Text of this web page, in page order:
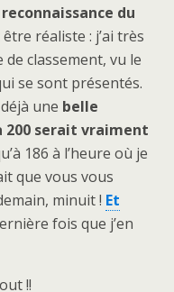
reconnaissance du
réaliste : j’ai très
de classement, vu le
se sont présentés.
une belle
200 serait vraiment
186 à l’heure où je
que vous vous
minuit ! Et
fois que j’en
!!